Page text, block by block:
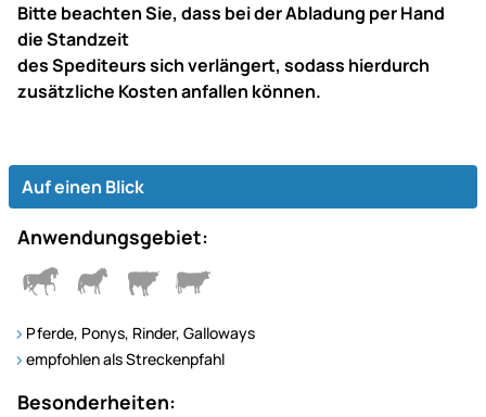
Bitte beachten Sie, dass bei der Abladung per Hand
die Standzeit
des Spediteurs sich verlängert, sodass hierdurch
zusätzliche Kosten anfallen können.
Auf einen Blick
Anwendungsgebiet:
Pferde, Ponys, Rinder, Galloways
empfohlen als Streckenpfahl
Besonderheiten: